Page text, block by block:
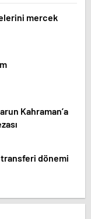
mercek
Kahraman’a
transferi dönemi